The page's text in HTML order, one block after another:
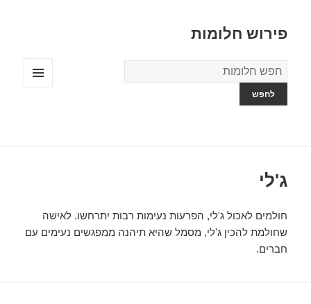
פירוש חלומות
מילון
החלומות
ג'לי
חולמים לאכול ג'לי, הפרעות נעימות רבות יתרחשו. לאישה
שחולמת להכין ג'לי, מסמל שהיא תיהנה ממפגשים נעימים עם
חברים.